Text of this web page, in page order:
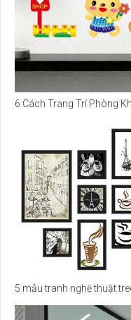
6 Cách Trang Trí Phòng
5 mẫu tranh nghệ thuật